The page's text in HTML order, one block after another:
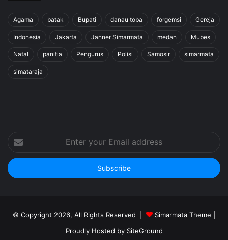
Agama batak Bupati danau toba forgemsi Gereja
Indonesia Jakarta Janner Simarmata medan Mubes
Natal panitia Pengurus Polisi Samosir simarmata
simataraja
your
Email
address
© Copyright 2026, All Rights Reserved | Simarmata Theme
Proudly Hosted by SiteGround